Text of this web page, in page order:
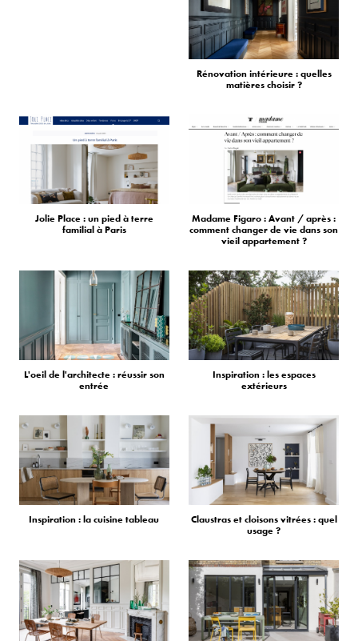
Rénovation intérieure : quelles
matières choisir ?
Jolie Place : un pied à terre
familial à Paris
Madame Figaro : Avant / après :
comment changer de vie dans son
vieil appartement ?
L'oeil de l'architecte : réussir son
entrée
Inspiration : les espaces
extérieurs
Inspiration : la cuisine tableau
Claustras et cloisons vitrées : quel
usage ?